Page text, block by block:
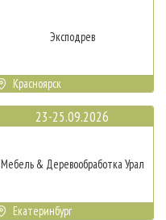
Эксподрев
Красноярск
23-25.09.2026
Мебель & Деревообработка Урал
Екатеринбург